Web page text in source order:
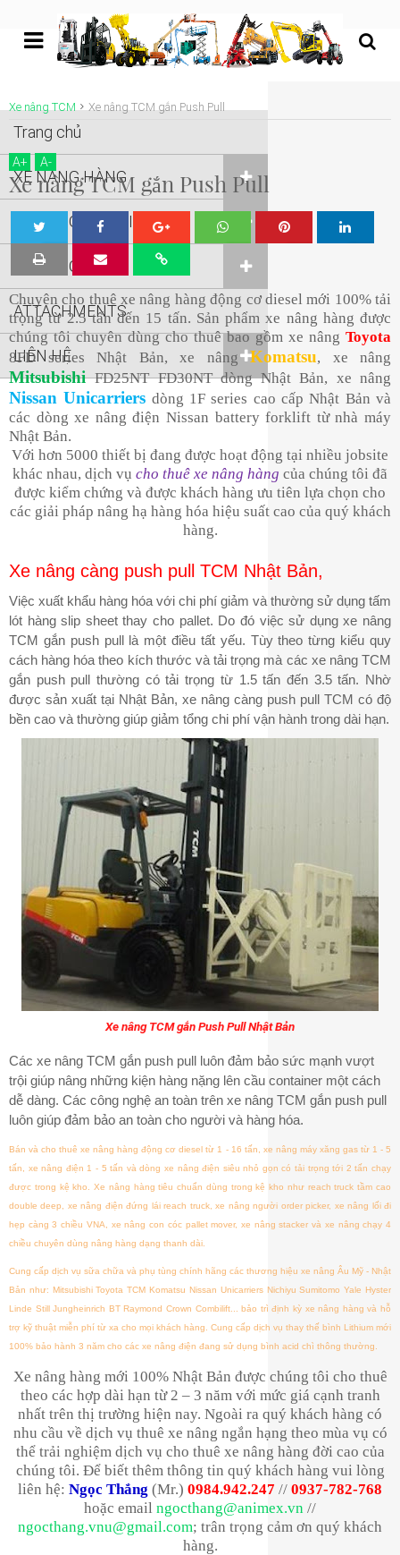
Xe nâng TCM Xe nâng TCM gắn Push Pull
A+ A-
Xe nâng TCM gắn Push Pull
eet
Sha
re
Sha
re
re
re
Chuyên cho thuê xe nâng hàng động cơ diesel mới 100% tải
trọng từ 2.5 tấn đến 15 tấn. Sản phẩm xe nâng hàng được
chúng tôi chuyên dùng cho thuê bao gồm xe nâng Toyota
8FD series Nhật Bản, xe nângKomatsu, xe nâng
Mitsubishi FD25NT FD30NT dòng Nhật Bản, xe nâng
Nissan Unicarriers dòng 1F series cao cấp Nhật Bản và
các dòng xe nâng điện Nissan battery forklift từ nhà máy
Nhật Bản.
Với hơn 5000 thiết bị đang được hoạt động tại nhiều jobsite
khác nhau, dịch vụ cho thuê xe nâng hàng của chúng tôi đã
được kiểm chứng và được khách hàng ưu tiên lựa chọn cho
các giải pháp nâng hạ hàng hóa hiệu suất cao của quý khách
hàng.
Xe nâng càng push pull TCM Nhật Bản,
Việc xuất khẩu hàng hóa với chi phí giảm và thường sử dụng tấm
lót hàng slip sheet thay cho pallet. Do đó việc sử dụng xe nâng
TCM gắn push pull là một điều tất yếu. Tùy theo từng kiểu quy
cách hàng hóa theo kích thước và tải trọng mà các xe nâng TCM
gắn push pull thường có tải trọng từ 1.5 tấn đến 3.5 tấn. Nhờ
được sản xuất tại Nhật Bản, xe nâng càng push pull TCM có độ
bền cao và thường giúp giảm tổng chi phí vận hành trong dài hạn.
Xe nâng TCM gắn Push Pull Nhật Bản
Các xe nâng TCM gắn push pull luôn đảm bảo sức mạnh vượt
trội giúp nâng những kiện hàng nặng lên cầu container một cách
dễ dàng. Các công nghệ an toàn trên xe nâng TCM gắn push pull
luôn giúp đảm bảo an toàn cho người và hàng hóa.
Bán và cho thuê xe nâng hàng động cơ diesel từ 1 - 16 tấn, xe nâng máy xăng gas từ 1 - 5
tấn, xe nâng điện 1 - 5 tấn và dòng xe nâng điện siêu nhỏ gọn có tải trọng tới 2 tấn chạy
được trong kệ kho. Xe nâng hàng tiêu chuẩn dùng trong kệ kho như reach truck tầm cao
double deep, xe nâng điện đứng lái reach truck, xe nâng người order picker, xe nâng lối đi
hẹp càng 3 chiều VNA, xe nâng con cóc pallet mover, xe nâng stacker và xe nâng chạy 4
chiều chuyên dùng nâng hàng dạng thanh dài.
Cung cấp dịch vụ sữa chữa và phụ tùng chính hãng các thương hiệu xe nâng Âu Mỹ - Nhật
Bản như: Mitsubishi Toyota TCM Komatsu Nissan Unicarriers Nichiyu Sumitomo Yale Hyster
Linde Still Jungheinrich BT Raymond Crown Combilift... bảo trì định kỳ xe nâng hàng và hỗ
trợ kỹ thuật miễn phí từ xa cho mọi khách hàng. Cung cấp dịch vụ thay thế bình Lithium mới
100% bảo hành 3 năm cho các xe nâng điện đang sử dụng bình acid chì thông thường.
Xe nâng hàng mới 100% Nhật Bản được chúng tôi cho thuê
theo các hợp dài hạn từ 2 – 3 năm với mức giá cạnh tranh
nhất trên thị trường hiện nay. Ngoài ra quý khách hàng có
nhu cầu về dịch vụ thuê xe nâng ngắn hạng theo mùa vụ có
thể trải nghiệm dịch vụ cho thuê xe nâng hàng đời cao của
chúng tôi. Để biết thêm thông tin quý khách hàng vui lòng
liên hệ: Ngọc Thắng (Mr.) 0984.942.247 // 0937-782-768
hoặc email ngocthang@animex.vn //
ngocthang.vnu@gmail.com; trân trọng cảm ơn quý khách
hàng.
undefined
Trang chủ
XE NÂNG HÀNG
XE NÂNG NGƯỜI
XE NÂNG KHÁC
ATTACHMENTS
LIÊN HỆ